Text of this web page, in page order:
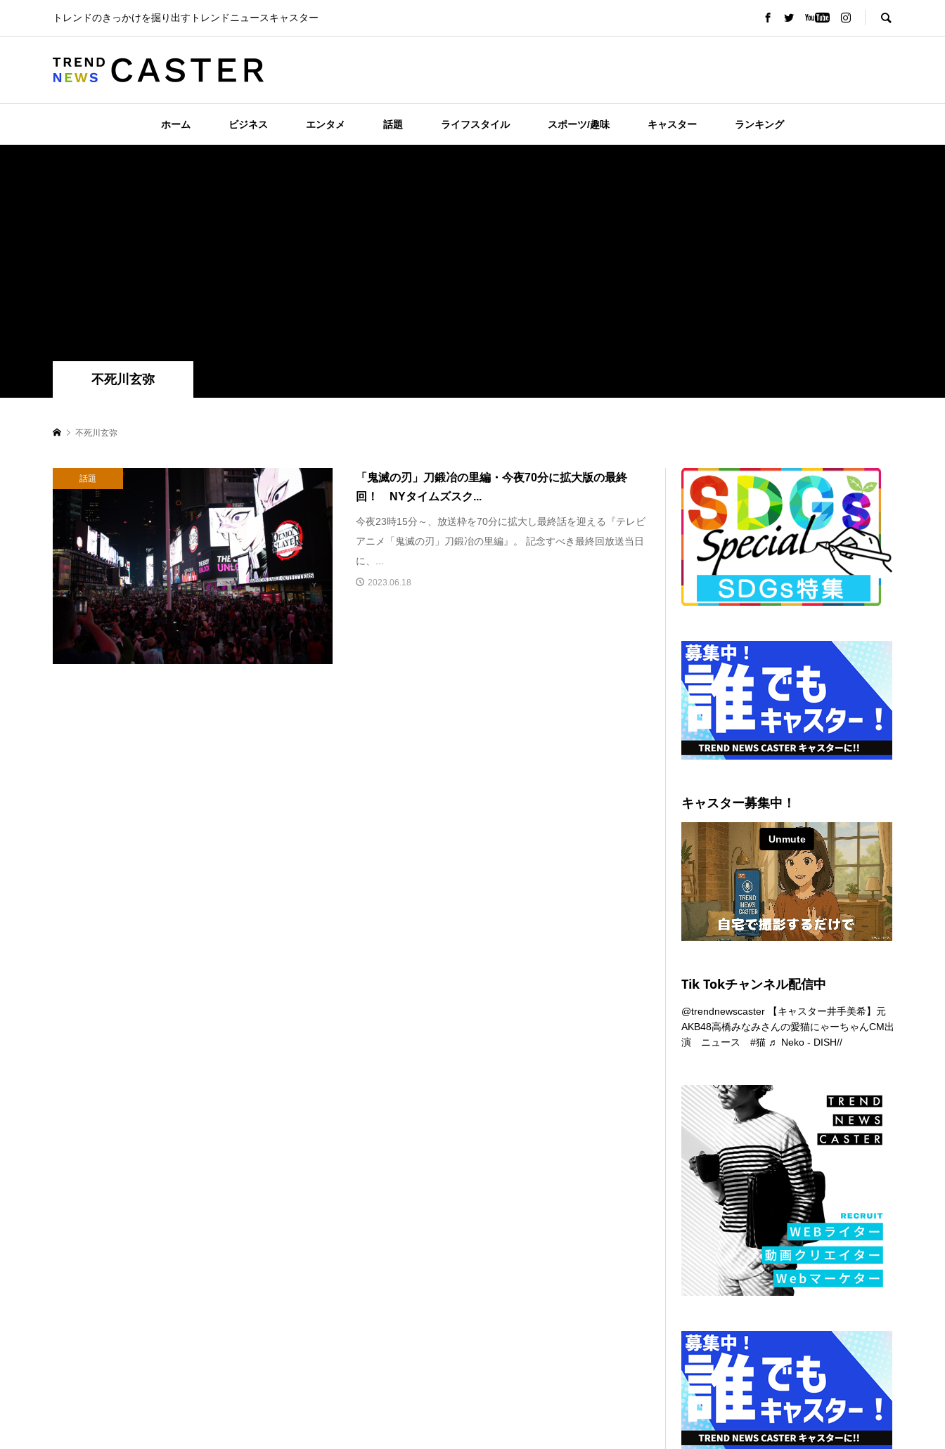
トレンドのきっかけを掘り出すトレンドニュースキャスター
ホーム ビジネス エンタメ 話題 ライフスタイル スポーツ/趣味 キャスター ランキング
不死川玄弥
不死川玄弥
話題
「鬼滅の刃」刀鍛冶の里編・今夜70分に拡大版の最終
回！ NYタイムズスク...
今夜23時15分～、放送枠を70分に拡大し最終話を迎える『テレビ
アニメ「鬼滅の刃」刀鍛冶の里編』。 記念すべき最終回放送当日
に、...
2023.06.18
キャスター募集中！
Tik Tokチャンネル配信中
@trendnewscaster 【キャスター井手美希】元
AKB48高橋みなみさんの愛猫にゃーちゃんCM出
演 ニュース#猫 ♬ Neko - DISH//